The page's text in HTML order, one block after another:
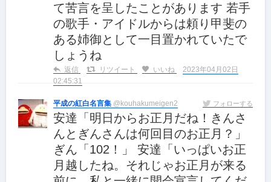
て苦言を呈したことがあります 若手
の歌手・アイドルからは頼り甲斐の
ある姉御として一目置かれていたで
しょうね
返信 リツイート いいね
2023年04月02日
02:45:31
平成の紅白名言集 @kouhakumeigen2 フォローする
安達「明日からお正月だね！きんさ
んとぎんさんは何回目のお正月？」
ぎん「102！」 安達「いっぱいお正
月越したね。それじゃお正月が来る